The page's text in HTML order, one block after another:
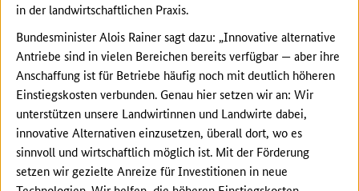
in der landwirtschaftlichen Praxis.
Bundesminister Alois Rainer sagt dazu: „Innovative alternative
Antriebe sind in vielen Bereichen bereits verfügbar — aber ihre
Anschaffung ist für Betriebe häufig noch mit deutlich höheren
Einstiegskosten verbunden. Genau hier setzen wir an: Wir
unterstützen unsere Landwirtinnen und Landwirte dabei,
innovative Alternativen einzusetzen, überall dort, wo es
sinnvoll und wirtschaftlich möglich ist. Mit der Förderung
setzen wir gezielte Anreize für Investitionen in neue